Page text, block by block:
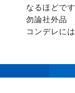
なるほどです
勿論社外品
コンデレに